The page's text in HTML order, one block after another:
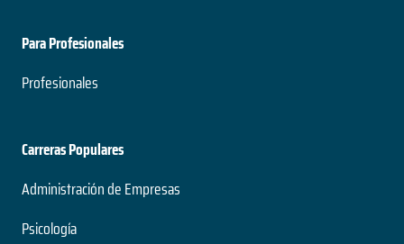
Para Profesionales
Profesionales
Carreras Populares
Administración de Empresas
Psicología